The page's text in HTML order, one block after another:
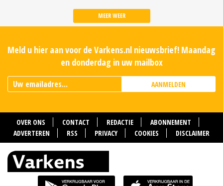
MEER WEER
Meld u hier aan voor de Varkens.nl nieuwsbrief! Maandag
en donderdag in uw mailbox
AANMELDEN
OVER ONS CONTACT REDACTIE
ABONNEMENT
ADVERTEREN
RSS PRIVACY COOKIES DISCLAIMER